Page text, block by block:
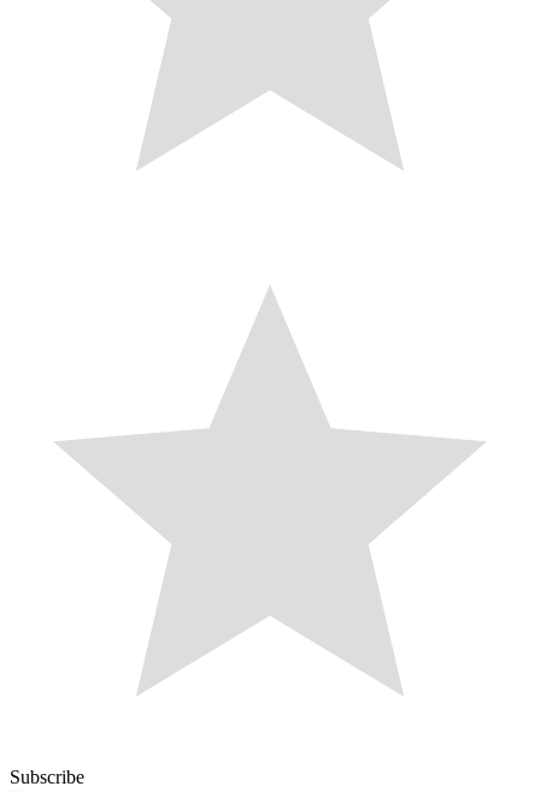
Subscribe